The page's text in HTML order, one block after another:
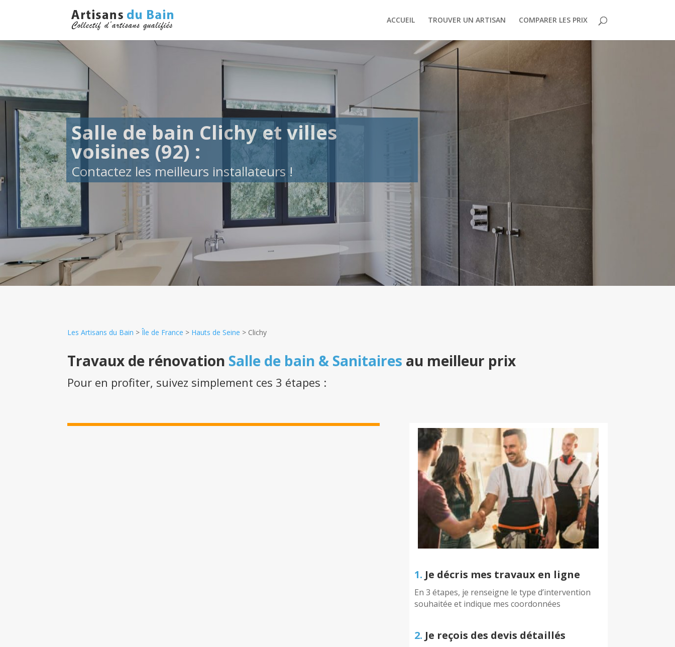
ACCUEIL TROUVER UN ARTISAN COMPARER LES PRIX
Salle de bain Clichy et villes
voisines (92) :
Contactez les meilleurs installateurs !
Les Artisans du Bain >Île de France > Hauts de Seine > Clichy
Travaux de rénovation Salle de bain & Sanitaires au meilleur prix
Pour en profiter, suivez simplement ces 3 étapes :
1. Je décris mes travaux en ligne
En 3 étapes, je renseigne le type d’intervention
souhaitée et indique mes coordonnées
2. Je reçois des devis détaillés